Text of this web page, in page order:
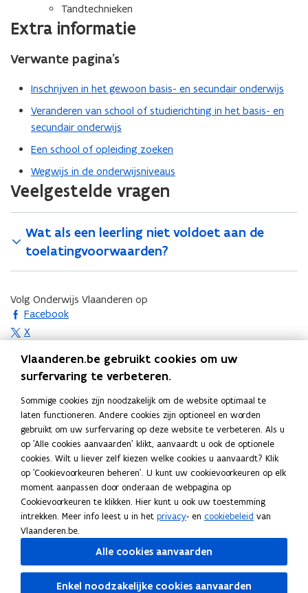
Tandtechnieken
Extra informatie
Verwante pagina’s
Inschrijven in het gewoon basis- en secundair onderwijs
Veranderen van school of studierichting in het basis- en
secundair onderwijs
Een school of opleiding zoeken
Wegwijs in de onderwijsniveaus
Veelgestelde vragen
Wat als een leerling niet voldoet aan de
toelatingvoorwaarden?
Volg Onderwijs Vlaanderen op
Facebook
opent in nieuw venster
X
opent in nieuw venster
Linkedin
opent in nieuw venster
Deel deze pagina
L
i
n
k
e
d
i
n
o
e
K
o
p
i
e
e
r
l
i
k
n
Contact
Vragen overaanmelden en inschrijven: contacteer
deschool, hetcentrum voor leerlingenbegeleiding
(CLB) of een
Vragen over de inschrijvingsregels:
scholen.leerlingen.agodi@vlaanderen.be
(
Vlaanderen.be gebruikt cookies om uw
surfervaring te verbeteren.
Sommige cookies zijn noodzakelijk om de website optimaal te
laten functioneren. Andere cookies zijn optioneel en worden
gebruikt om uw surfervaring op deze website te verbeteren. Als u
op 'Alle cookies aanvaarden' klikt, aanvaardt u ook de optionele
cookies. Wilt u liever zelf kiezen welke cookies u aanvaardt? Klik
op 'Cookievoorkeuren beheren'. U kunt uw cookievoorkeuren op elk
moment aanpassen door onderaan de webpagina op
Cookievoorkeuren te klikken. Hier kunt u ook uw toestemming
intrekken. Meer info leest u in het privacy- en cookiebeleid van
Vlaanderen.be.
Alle cookies aanvaarden
Enkel noodzakelijke cookies aanvaarden